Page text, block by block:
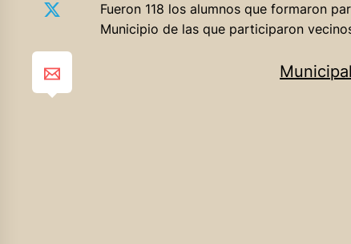
Fueron 118 los alumnos que formaron
Municipio de las que participaron